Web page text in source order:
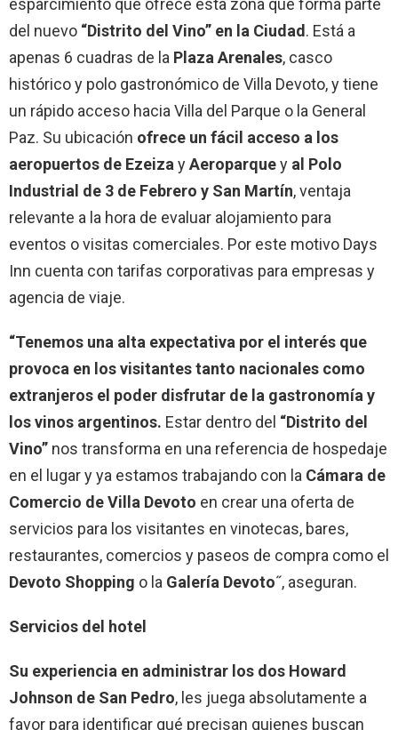
esparcimiento que ofrece esta zona que forma parte
del nuevo “Distrito del Vino” en la Ciudad. Está a
apenas 6 cuadras de la Plaza Arenales, casco
histórico y polo gastronómico de Villa Devoto, y tiene
un rápido acceso hacia Villa del Parque o la General
Paz. Su ubicación ofrece un fácil acceso a los
aeropuertos de EzeizayAeroparquey al Polo
Industrial de 3 de Febrero y San Martín, ventaja
relevante a la hora de evaluar alojamiento para
eventos o visitas comerciales. Por este motivo Days
Inn cuenta con tarifas corporativas para empresas y
agencia de viaje.
“Tenemos una alta expectativa por el interés que
provoca en los visitantes tanto nacionales como
extranjeros el poder disfrutar de la gastronomía y
los vinos argentinos. Estar dentro del “Distrito del
Vino” nos transforma en una referencia de hospedaje
en el lugar y ya estamos trabajando con la Cámara de
Comercio de Villa Devoto en crear una oferta de
servicios para los visitantes en vinotecas, bares,
restaurantes, comercios y paseos de compra como el
Devoto Shopping o la Galería Devoto˝, aseguran.
Servicios del hotel
Su experiencia en administrar los dos Howard
Johnson de San Pedro, les juega absolutamente a
favor para identificar qué precisan quienes buscan